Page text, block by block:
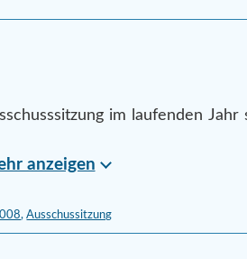
im laufenden
anzeigen
,Ausschussitzung